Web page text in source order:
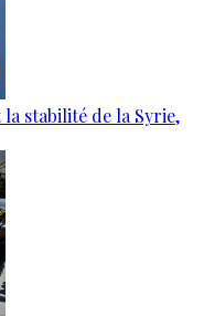
stabilité de la Syrie,